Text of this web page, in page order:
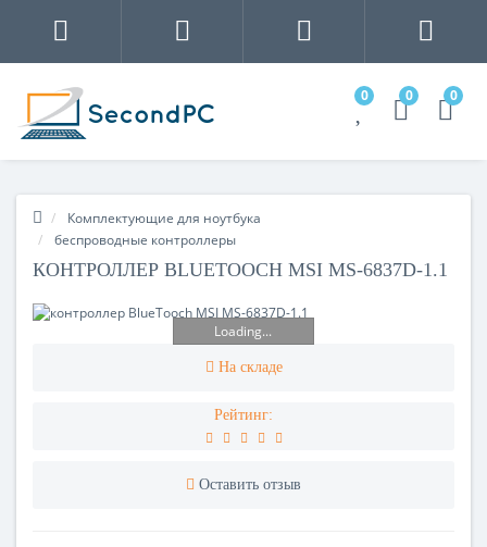
0 0 0
Комплектующие для ноутбука
беспроводные контроллеры
КОНТРОЛЛЕР BLUETOOCH MSI MS-6837D-1.1
Loading...
На складе
Рейтинг:
Оставить отзыв